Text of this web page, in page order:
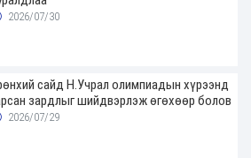
2026/07/30
сайд Н.Учрал олимпиадын хүрээнд
зардлыг шийдвэрлэж өгөхөөр болов
2026/07/29